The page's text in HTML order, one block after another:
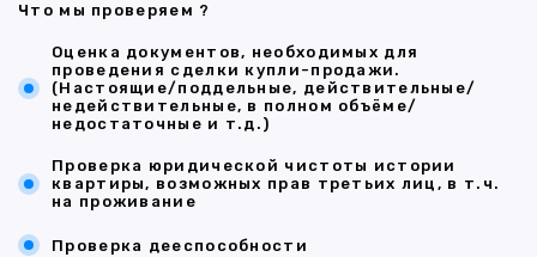
Что мы проверяем ?
Оценка документов, необходимых для
проведения сделки купли-продажи.
(Настоящие/поддельные, действительные/
недействительные, в полном объёме/
недостаточные и т.д.)
Проверка юридической чистоты истории
квартиры, возможных прав третьих лиц, в т.ч.
на проживание
Проверка дееспособности